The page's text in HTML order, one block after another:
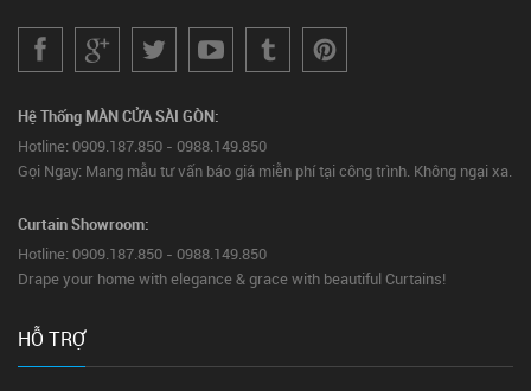
Hệ Thống MÀN CỬA SÀI GÒN:
Hotline: 0909.187.850 - 0988.149.850
Gọi Ngay: Mang mẫu tư vấn báo giá miễn phí tại công trình. Không ngại xa.
Curtain Showroom:
Hotline: 0909.187.850 - 0988.149.850
Drape your home with elegance & grace with beautiful Curtains!
HỖ TRỢ